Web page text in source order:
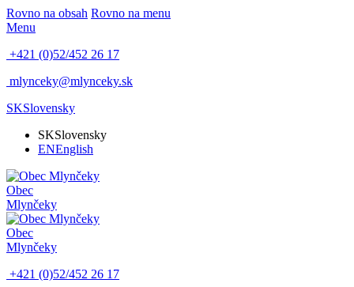
Rovno na obsah Rovno na menu
Menu
+421 (0)52/452 26 17
mlynceky@mlynceky.sk
SKSlovensky
SKSlovensky
ENEnglish
Obec
Mlynčeky
Obec
Mlynčeky
+421 (0)52/452 26 17